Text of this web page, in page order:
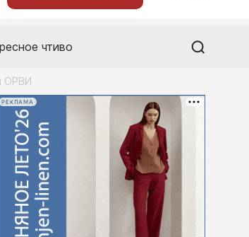
чтиво
ОРВИ
РЕКЛАМА